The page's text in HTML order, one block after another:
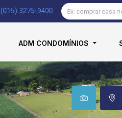
(015) 3275-9400
ADM CONDOMÍNIOS